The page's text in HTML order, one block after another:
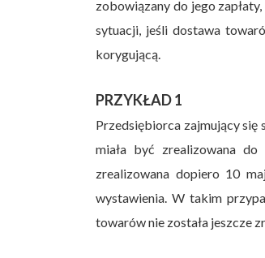
zobowiązany do jego
sytuacji, jeśli dostawa
korygującą.
PRZYKŁAD 1
Przedsiębiorca zajmujący
miała być zrealizowana
zrealizowana dopiero 10
wystawienia. W takim
towarów nie została jeszcze